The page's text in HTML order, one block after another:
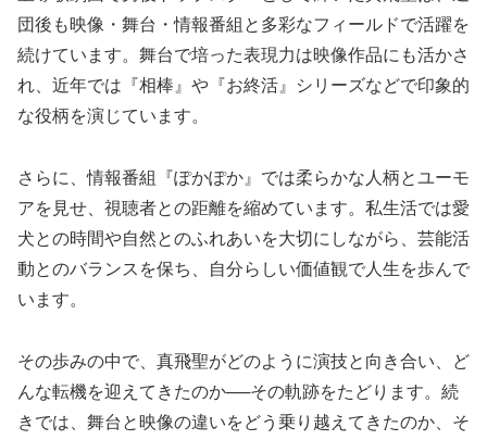
団後も映像・舞台・情報番組と多彩なフィールドで活躍を
続けています。舞台で培った表現力は映像作品にも活かさ
れ、近年では『相棒』や『お終活』シリーズなどで印象的
な役柄を演じています。
さらに、情報番組『ぽかぽか』では柔らかな人柄とユーモ
アを見せ、視聴者との距離を縮めています。私生活では愛
犬との時間や自然とのふれあいを大切にしながら、芸能活
動とのバランスを保ち、自分らしい価値観で人生を歩んで
います。
その歩みの中で、真飛聖がどのように演技と向き合い、ど
んな転機を迎えてきたのか──その軌跡をたどります。続
きでは、舞台と映像の違いをどう乗り越えてきたのか、そ